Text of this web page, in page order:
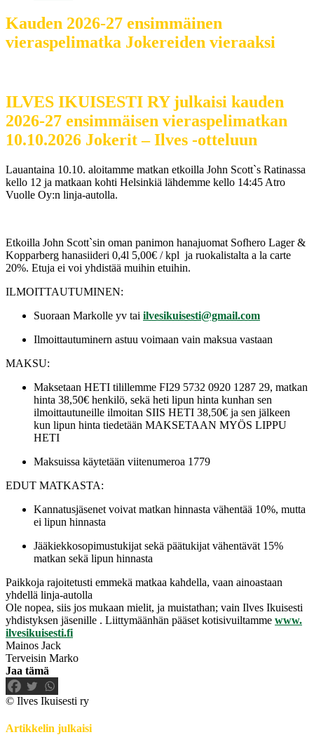
Kauden 2026-27 ensimmäinen
vieraspelimatka Jokereiden vieraaksi
ILVES IKUISESTI RY julkaisi kauden
2026-27 ensimmäisen vieraspelimatkan
10.10.2026 Jokerit – Ilves -otteluun
Lauantaina 10.10. aloitamme matkan etkoilla John Scott`s Ratinassa
kello 12 ja matkaan kohti Helsinkiä lähdemme kello 14:45 Atro
Vuolle Oy:n linja-autolla.
Etkoilla John Scott`sin oman panimon hanajuomat Sofhero Lager &
Kopparberg hanasiideri 0,4l 5,00€ / kpl ja ruokalistalta a la carte
20%. Etuja ei voi yhdistää muihin etuihin.
ILMOITTAUTUMINEN:
Suoraan Markolle yv tai ilvesikuisesti@gmail.com
Ilmoittautuminern astuu voimaan vain maksua vastaan
MAKSU:
Maksetaan HETI tilillemme FI29 5732 0920 1287 29, matkan
hinta 38,50€ henkilö, sekä heti lipun hinta kunhan sen
ilmoittautuneille ilmoitan SIIS HETI 38,50€ ja sen jälkeen
kun lipun hinta tiedetään MAKSETAAN MYÖS LIPPU
HETI
Maksuissa käytetään viitenumeroa 1779
EDUT MATKASTA:
Kannatusjäsenet voivat matkan hinnasta vähentää 10%, mutta
ei lipun hinnasta
Jääkiekkosopimustukijat sekä päätukijat vähentävät 15%
matkan sekä lipun hinnasta
Paikkoja rajoitetusti emmekä matkaa kahdella, vaan ainoastaan
yhdellä linja-autolla
Ole nopea, siis jos mukaan mielit, ja muistathan; vain Ilves Ikuisesti
yhdistyksen jäsenille . Liittymäänhän pääset kotisivuiltamme www.
ilvesikuisesti.fi
Mainos Jack
Terveisin Marko
Jaa tämä
© Ilves Ikuisesti ry
Artikkelin julkaisi